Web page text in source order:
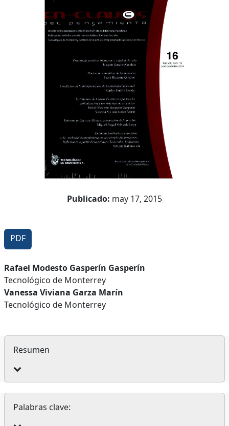
artículo
Publicado: may 17, 2015
PDF
Contenido
principal
del
artículo
Rafael Modesto Gasperín Gasperín
Tecnológico de Monterrey
Vanessa Viviana Garza Marín
Tecnológico de Monterrey
Resumen
Palabras clave: